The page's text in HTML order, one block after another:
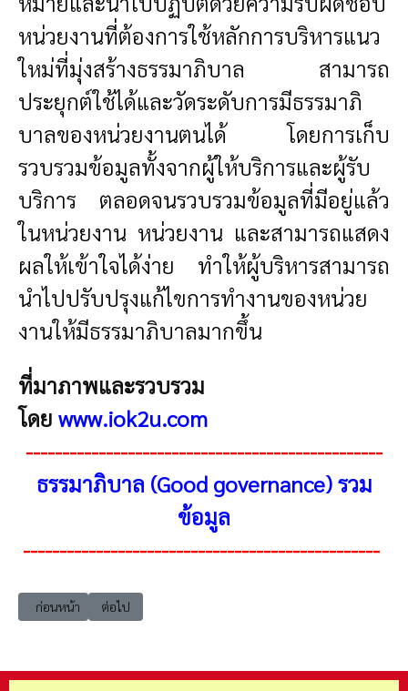
หน่วยงานที่ต้องการใช้หลักการบริหารแนว
ใหม่ที่มุ่งสร้างธรรมาภิบาล สามารถ
ประยุกต์ใช้ได้และวัดระดับการมีธรรมาภิ
บาลของหน่วยงานตนได้ โดยการเก็บ
รวบรวมข้อมูลทั้งจากผู้ให้บริการและผู้รับ
บริการ ตลอดจนรวบรวมข้อมูลที่มีอยู่แล้ว
ในหน่วยงาน หน่วยงาน และสามารถแสดง
ผลให้เข้าใจได้ง่าย ทำให้ผู้บริหารสามารถ
นำไปปรับปรุงแก้ไขการทำงานของหน่วย
งานให้มีธรรมาภิบาลมากขึ้น
ที่มาภาพและรวบรวม
โดย www.iok2u.com
-------------------------------------------------
ธรรมาภิบาล (Good governance) รวม
ข้อมูล
-------------------------------------------------
เนื้อหาก่อนหน้า: Good-Gov ธรรมาภิบาล (Good governance) ด้านความโป
ก่อนหน้า เนื้อหาถัดไป: Good-Gov ธรรมาภิบาล (Good governance)
ต่อไป